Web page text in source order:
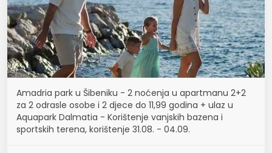
Amadria park u Šibeniku - 2 noćenja u apartmanu 2+2
za 2 odrasle osobe i 2 djece do 11,99 godina + ulaz u
Aquapark Dalmatia - Korištenje vanjskih bazena i
sportskih terena, korištenje 31.08. - 04.09.